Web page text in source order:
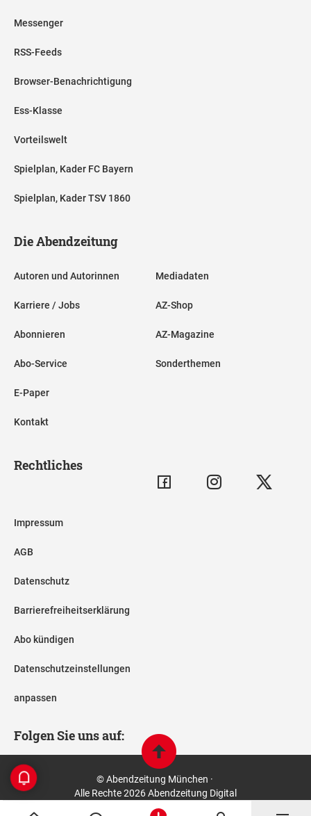
Messenger
RSS-Feeds
Browser-Benachrichtigung
Ess-Klasse
Vorteilswelt
Spielplan, Kader FC Bayern
Spielplan, Kader TSV 1860
Die Abendzeitung
Autoren und Autorinnen
Karriere / Jobs
Abonnieren
Abo-Service
E-Paper
Kontakt
Mediadaten
AZ-Shop
AZ-Magazine
Sonderthemen
Rechtliches
Impressum
AGB
Datenschutz
Barrierefreiheitserklärung
Abo kündigen
Datenschutzeinstellungen
anpassen
Folgen Sie uns auf:
© Abendzeitung München ·
Alle Rechte 2026 Abendzeitung Digital